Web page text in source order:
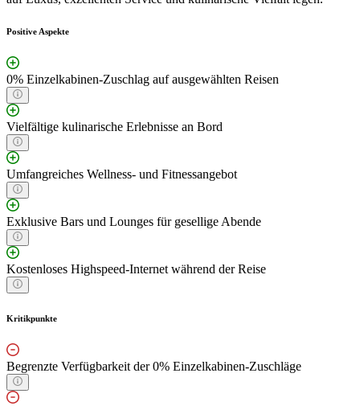
Positive Aspekte
0% Einzelkabinen-Zuschlag auf ausgewählten Reisen
Vielfältige kulinarische Erlebnisse an Bord
Umfangreiches Wellness- und Fitnessangebot
Exklusive Bars und Lounges für gesellige Abende
Kostenloses Highspeed-Internet während der Reise
Kritikpunkte
Begrenzte Verfügbarkeit der 0% Einzelkabinen-Zuschläge